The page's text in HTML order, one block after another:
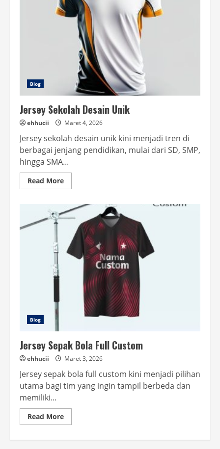
Blog
Jersey Sekolah Desain Unik
ehhucii Maret 4, 2026
Jersey sekolah desain unik kini menjadi tren di
berbagai jenjang pendidikan, mulai dari SD, SMP,
hingga SMA...
Read MoreRead
more
Sekolah
Desain
Unik
Blog
Jersey Sepak Bola Full Custom
ehhucii Maret 3, 2026
Jersey sepak bola full custom kini menjadi pilihan
utama bagi tim yang ingin tampil berbeda dan
memiliki...
Read MoreRead
more